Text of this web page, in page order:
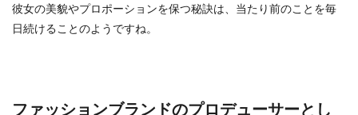
彼女の美貌やプロポーションを保つ秘訣は、当たり前のことを毎
日続けることのようですね。
ファッションブランドのプロデューサーとし